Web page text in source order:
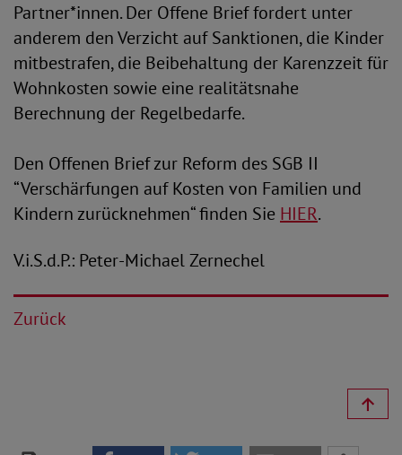
Partner*innen. Der Offene Brief fordert unter
anderem den Verzicht auf Sanktionen, die Kinder
mitbestrafen, die Beibehaltung der Karenzzeit für
Wohnkosten sowie eine realitätsnahe
Berechnung der Regelbedarfe.
Den Offenen Brief zur Reform des SGB II
“Verschärfungen auf Kosten von Familien und
Kindern zurücknehmen“ finden Sie HIER.
V.i.S.d.P.: Peter-Michael Zernechel
Zurück